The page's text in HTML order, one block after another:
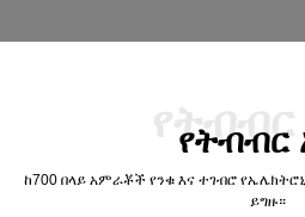
የትብብር
የትብብር
ከ700 በላይ አምራቾች የንቁ እና ተገብሮ
ይግዙ።